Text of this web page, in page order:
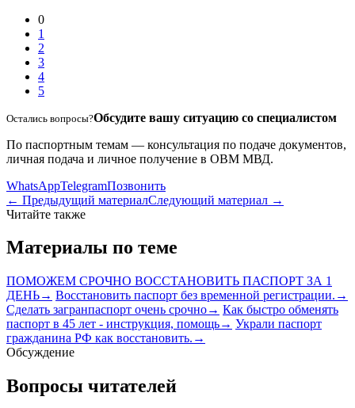
0
1
2
3
4
5
Остались вопросы?Обсудите вашу ситуацию со специалистом
По паспортным темам — консультация по подаче документов,
личная подача и личное получение в ОВМ МВД.
WhatsAppTelegramПозвонить
← Предыдущий материалСледующий материал →
Читайте также
Материалы по теме
ПОМОЖЕМ СРОЧНО ВОССТАНОВИТЬ ПАСПОРТ ЗА 1
ДЕНЬ→ Восстановить паспорт без временной регистрации. →
Сделать загранпаспорт очень срочно→ Как быстро обменять
паспорт в 45 лет - инструкция, помощь→ Украли паспорт
гражданина РФ как восстановить. →
Обсуждение
Вопросы читателей